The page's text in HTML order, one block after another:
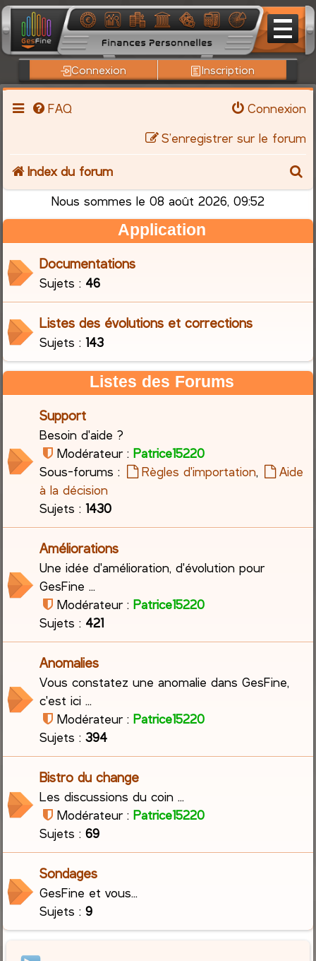
Connexion Inscription
FAQ
Connexion
S’enregistrer sur le forum
Index du forum
h
Nous sommes le 08 août 2026, 09:52
Application
Documentations
Sujets : 46
Listes des évolutions et corrections
Sujets :143
Listes des Forums
Support
Besoin d'aide ?
Modérateur : Patrice15220
Sous-forums :
Règles d'importation,
Aide
à la décision
Sujets :1430
Améliorations
Une idée d'amélioration, d'évolution pour
GesFine ...
Modérateur : Patrice15220
Sujets : 421
Anomalies
Vous constatez une anomalie dans GesFine,
c'est ici ...
Modérateur : Patrice15220
Sujets :394
Bistro du change
Les discussions du coin ...
Modérateur : Patrice15220
Sujets :69
Sondages
GesFine et vous...
Sujets :9